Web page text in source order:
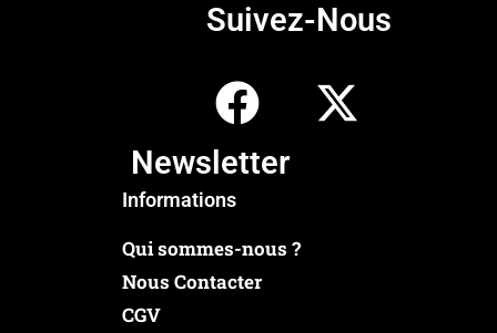
Suivez-Nous
Newsletter
Informations
Qui sommes-nous ?
Nous Contacter
CGV